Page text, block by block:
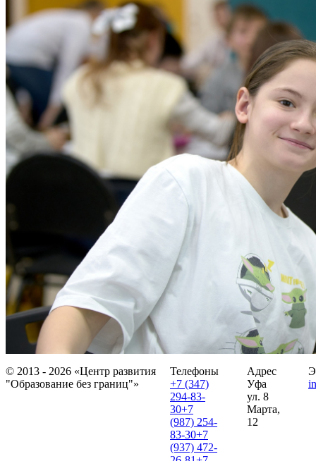
© 2013 - 2026 «Центр развития
"Образование без границ"»
Телефоны
+7 (347)
294-83-
30+7
(987) 254-
83-30+7
(937) 472-
Адрес
Уфа
ул. 8
Марта,
12